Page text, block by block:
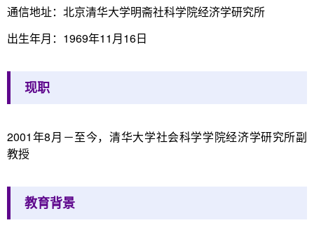
通信地址：北京清华大学明斋社科学院经济学研究所
出生年月：1969年11月16日
现职
2001年8月－至今，清华大学社会科学学院经济学研究所副
教授
教育背景